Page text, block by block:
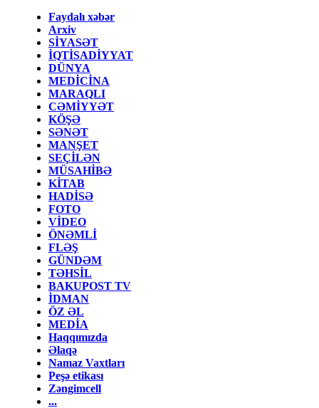
Faydalı xəbər
Arxiv
SİYASƏT
İQTİSADİYYAT
DÜNYA
MEDİCİNA
MARAQLI
CƏMİYYƏT
KÖŞƏ
SƏNƏT
MANŞET
SEÇİLƏN
MÜSAHİBƏ
KİTAB
HADİSƏ
FOTO
VİDEO
ÖNƏMLİ
FLƏŞ
GÜNDƏM
TƏHSİL
BAKUPOST TV
İDMAN
ÖZ ƏL
MEDİA
Haqqımızda
Əlaqə
Namaz Vaxtları
Peşə etikası
Zəngimcell
...